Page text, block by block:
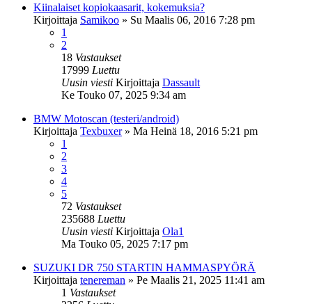
Kiinalaiset kopiokaasarit, kokemuksia?
Kirjoittaja Samikoo » Su Maalis 06, 2016 7:28 pm
1
2
18 Vastaukset
17999 Luettu
Uusin viesti Kirjoittaja Dassault
Ke Touko 07, 2025 9:34 am
BMW Motoscan (testeri/android)
Kirjoittaja Texbuxer» Ma Heinä 18, 2016 5:21 pm
1
2
3
4
5
72 Vastaukset
235688 Luettu
Uusin viesti Kirjoittaja Ola1
Ma Touko 05, 2025 7:17 pm
SUZUKI DR 750 STARTIN HAMMASPYÖRÄ
Kirjoittaja tenereman » Pe Maalis 21, 2025 11:41 am
1 Vastaukset